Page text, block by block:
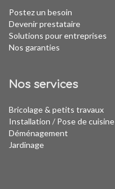
Postez un besoin
Devenir prestataire
Solutions pour entreprises
Nos garanties
Nos services
Bricolage & petits travaux
Installation / Pose de cuisine
Déménagement
Jardinage